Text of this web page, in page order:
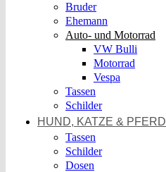
Bruder
Ehemann
Auto- und Motorrad
VW Bulli
Motorrad
Vespa
Tassen
Schilder
HUND, KATZE & PFERD
Tassen
Schilder
Dosen